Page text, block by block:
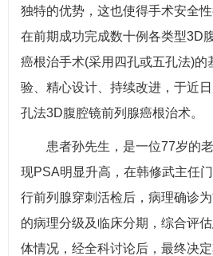
独特的优势，这也使得手术安全性
在前期成功完成数十例各类型3D
癌根治手术(采用四孔或五孔法)的
验、精心设计、持续改进，于近
孔法3D腹腔镜前列腺癌根治术。
患者孙先生，是一位77岁的老
现PSA明显升高，在韩修武主任
行前列腺穿刺活检后，病理确诊
的病理分级及临床分期，综合评
体情况，经全科讨论后，最终决